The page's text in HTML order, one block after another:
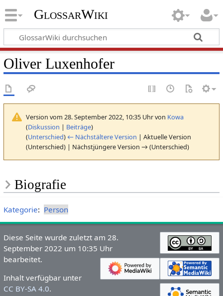
GlossarWiki
Oliver Luxenhofer
Version vom 28. September 2022, 10:35 Uhr von Kowa
(Diskussion | Beiträge)
(Unterschied) ← Nächstältere Version | Aktuelle Version
(Unterschied) | Nächstjüngere Version → (Unterschied)
Biografie
Kategorie: Person
Diese Seite wurde zuletzt am 28.
September 2022 um 10:35 Uhr
bearbeitet.
Inhalt verfügbar unter
CC BY-SA 4.0.